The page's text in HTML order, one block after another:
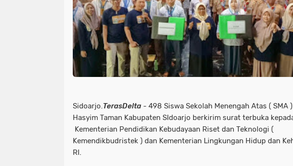
Sidoarjo.TerasDelta - 498 Siswa Sekolah Menengah Atas ( SMA
Hasyim Taman Kabupaten SIdoarjo berkirim surat terbuka
Kementerian Pendidikan Kebudayaan Riset dan Teknologi (
Kemendikbudristek ) dan Kementerian Lingkungan Hidup dan
RI.